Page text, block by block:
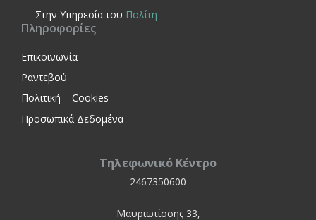
Στην Yπηρεσία του Πολίτη
Πληροφορίες
Επικοινωνία
Ραντεβού
Πολιτική – Cookies
Προσωπικά Δεδομένα
Τηλεφωνικό Κέντρο
2467350600
Μαυριωτίσσης 33,